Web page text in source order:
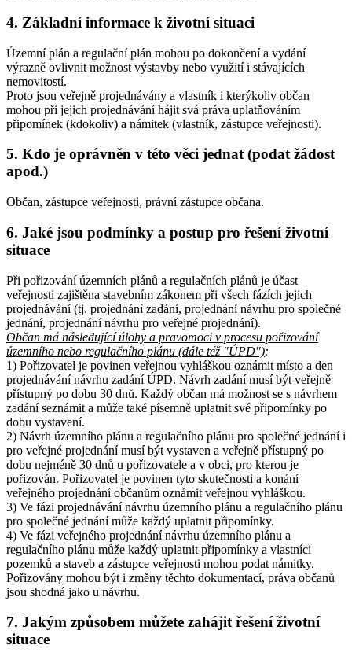
4. Základní informace k životní situaci
Územní plán a regulační plán mohou po dokončení a vydání
výrazně ovlivnit možnost výstavby nebo využití i stávajících
nemovitostí.
Proto jsou veřejně projednávány a vlastník i kterýkoliv občan
mohou při jejich projednávání hájit svá práva uplatňováním
připomínek (kdokoliv) a námitek (vlastník, zástupce veřejnosti).
5. Kdo je oprávněn v této věci jednat (podat žádost
apod.)
Občan, zástupce veřejnosti, právní zástupce občana.
6. Jaké jsou podmínky a postup pro řešení životní
situace
Při pořizování územních plánů a regulačních plánů je účast
veřejnosti zajištěna stavebním zákonem při všech fázích jejich
projednávání (tj. projednání zadání, projednání návrhu pro společné
jednání, projednání návrhu pro veřejné projednání).
Občan má následující úlohy a pravomoci v procesu pořizování
územního nebo regulačního plánu (dále též "ÚPD"):
1) Pořizovatel je povinen veřejnou vyhláškou oznámit místo a den
projednávání návrhu zadání ÚPD. Návrh zadání musí být veřejně
přístupný po dobu 30 dnů. Každý občan má možnost se s návrhem
zadání seznámit a může také písemně uplatnit své připomínky po
dobu vystavení.
2) Návrh územního plánu a regulačního plánu pro společné jednání i
pro veřejné projednání musí být vystaven a veřejně přístupný po
dobu nejméně 30 dnů u pořizovatele a v obci, pro kterou je
pořizován. Pořizovatel je povinen tyto skutečnosti a konání
veřejného projednání občanům oznámit veřejnou vyhláškou.
3) Ve fázi projednávání návrhu územního plánu a regulačního plánu
pro společné jednání může každý uplatnit připomínky.
4) Ve fázi veřejného projednání návrhu územního plánu a
regulačního plánu může každý uplatnit připomínky a vlastníci
pozemků a staveb a zástupce veřejnosti mohou podat námitky.
Pořizovány mohou být i změny těchto dokumentací, práva občanů
jsou shodná jako u návrhu.
7. Jakým způsobem můžete zahájit řešení životní
situace